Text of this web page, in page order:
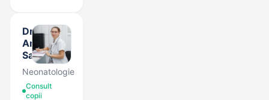
Dr.
Anca
Sabău
Neonatologie
Consult
copii